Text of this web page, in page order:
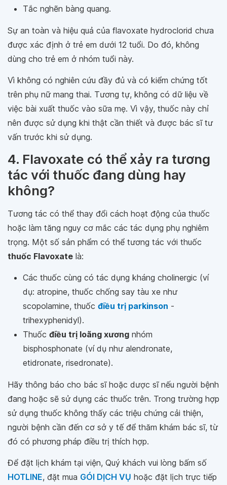
Tắc nghẽn bàng quang.
Sự an toàn và hiệu quả của flavoxate hydroclorid chưa
được xác định ở trẻ em dưới 12 tuổi. Do đó, không
dùng cho trẻ em ở nhóm tuổi này.
Vì không có nghiên cứu đầy đủ và có kiểm chứng tốt
trên phụ nữ mang thai. Tương tự, không có dữ liệu về
việc bài xuất thuốc vào sữa mẹ. Vì vậy, thuốc này chỉ
nên được sử dụng khi thật cần thiết và được bác sĩ tư
vấn trước khi sử dụng.
4. Flavoxate có thể xảy ra tương
tác với thuốc đang dùng hay
không?
Tương tác có thể thay đổi cách hoạt động của thuốc
hoặc làm tăng nguy cơ mắc các tác dụng phụ nghiêm
trọng. Một số sản phẩm có thể tương tác với thuốc
thuốc Flavoxate là:
Các thuốc cùng có tác dụng kháng cholinergic (ví
dụ: atropine, thuốc chống say tàu xe như
scopolamine, thuốc điều trị parkinson -
trihexyphenidyl).
Thuốc điều trị loãng xương nhóm
bisphosphonate (ví dụ như alendronate,
etidronate, risedronate).
Hãy thông báo cho bác sĩ hoặc dược sĩ nếu người bệnh
đang hoặc sẽ sử dụng các thuốc trên. Trong trường hợp
sử dụng thuốc không thấy các triệu chứng cải thiện,
người bệnh cần đến cơ sở y tế để thăm khám bác sĩ, từ
đó có phương pháp điều trị thích hợp.
Để đặt lịch khám tại viện, Quý khách vui lòng bấm số
HOTLINE, đặt mua GÓI DỊCH VỤ hoặc đặt lịch trực tiếp